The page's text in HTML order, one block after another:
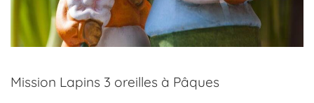
Mission Lapins 3 oreilles à Pâques